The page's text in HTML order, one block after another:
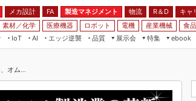
メカ設計 FA 製造マネジメント 物流 R＆D
キャ
素材／化学 医療機器 ロボット 電機 産業機械 食
IoT
AI
エッジ逆襲 品質
展示会
み/エッジ コンピューティング
IoT/5Gソリューション展
特集
つながるクルマ
5G
ebook
製造マネジメント
オム...